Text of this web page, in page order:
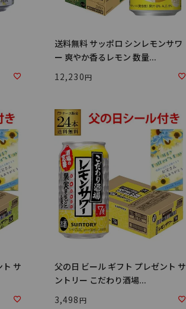
送料無料 サッポロ シンレモンサワ
ー 爽やか香るレモン 数量...
12,230
サ
父の日 ビール ギフト プレゼント サ
ントリー こだわり酒場...
3,498